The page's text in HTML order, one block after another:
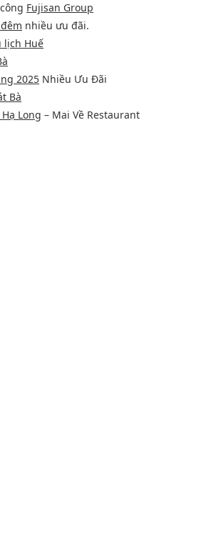
Fujisan Group
nhiều ưu đãi.
lịch Huế
2025 Nhiều Ưu Đãi
Bà
Long – Mai Về Restaurant